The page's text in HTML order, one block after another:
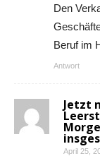
Den
Beruf im
Antwort
Jetzt
April 25,